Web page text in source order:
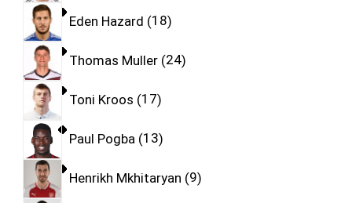
Eden Hazard 18
Thomas Muller 24
Toni Kroos 17
Paul Pogba 13
Henrikh Mkhitaryan 9